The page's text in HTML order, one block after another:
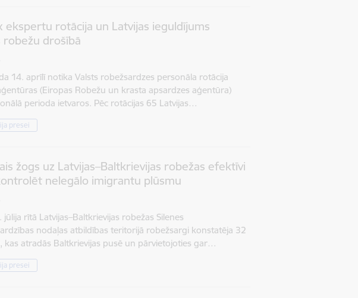
ekspertu rotācija un Latvijas ieguldījums
robežu drošībā
14. aprīlī notika Valsts robežsardzes personāla rotācija
(Eiropas Robežu un krasta apsardzes aģentūra)
perioda ietvaros. Pēc rotācijas 65 Latvijas…
presei
žogs uz Latvijas–Baltkrievijas robežas efektīvi
nelegālo imigrantu plūsmu
jūlija rītā Latvijas–Baltkrievijas robežas Silenes
nodaļas atbildības teritorijā robežsargi konstatēja 32
kas atradās Baltkrievijas pusē un pārvietojoties gar…
presei